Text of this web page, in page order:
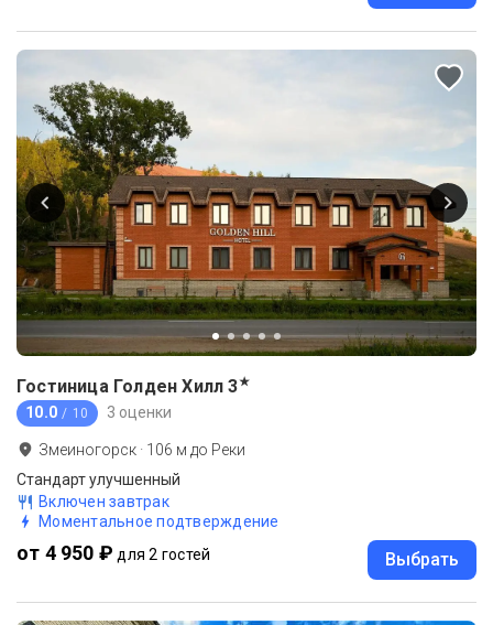
Гостиница Голден Хилл 3★
10.0 / 10 3 оценки
Змеиногорск · 106 м до Реки
Стандарт улучшенный
Включен завтрак
Моментальное подтверждение
от 4 950 ₽ для 2 гостей Выбрать